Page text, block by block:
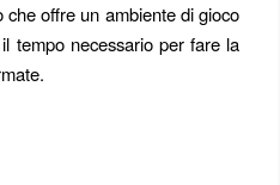
offre un ambiente di gioco
tempo necessario per fare la